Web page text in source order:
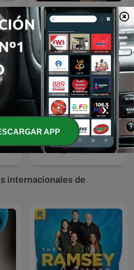
Mente Maestra Podcast
English, please
internacionales de
APP